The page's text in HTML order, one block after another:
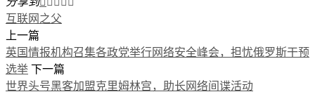
互联网之父
上一篇
英国情报机构召集各政党举行网络安全峰会，担忧俄罗斯干预
选举 下一篇
世界头号黑客加盟克里姆林宫，助长网络间谍活动